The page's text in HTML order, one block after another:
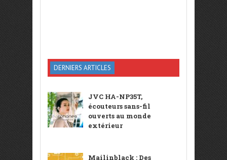
DERNIERS ARTICLES
JVC HA-NP35T,
écouteurs sans-fil
ouverts au monde
extérieur
Mailinblack : Des